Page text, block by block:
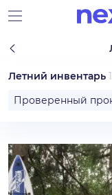
Летний инвентарь 1
Проверенный